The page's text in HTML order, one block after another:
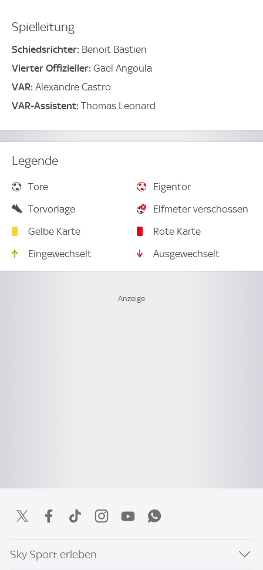
Spielleitung
Schiedsrichter: Benoit Bastien
Vierter Offizieller: Gael Angoula
VAR: Alexandre Castro
VAR-Assistent: Thomas Leonard
Legende
Tore
Eigentor
Torvorlage
Elfmeter verschossen
Gelbe Karte
Rote Karte
Eingewechselt
Ausgewechselt
Sky Sport erleben